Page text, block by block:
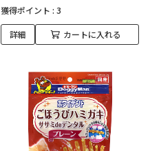
獲得ポイント : 3
詳細 カートに入れる